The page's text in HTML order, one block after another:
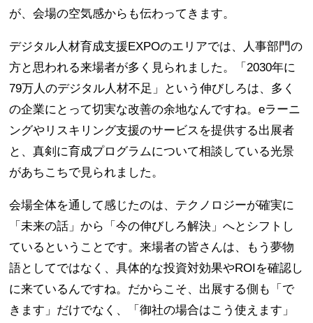
が、会場の空気感からも伝わってきます。
デジタル人材育成支援EXPOのエリアでは、人事部門の
方と思われる来場者が多く見られました。「2030年に
79万人のデジタル人材不足」という伸びしろは、多く
の企業にとって切実な改善の余地なんですね。eラーニ
ングやリスキリング支援のサービスを提供する出展者
と、真剣に育成プログラムについて相談している光景
があちこちで見られました。
会場全体を通して感じたのは、テクノロジーが確実に
「未来の話」から「今の伸びしろ解決」へとシフトし
ているということです。来場者の皆さんは、もう夢物
語としてではなく、具体的な投資対効果やROIを確認し
に来ているんですね。だからこそ、出展する側も「で
きます」だけでなく、「御社の場合はこう使えます」